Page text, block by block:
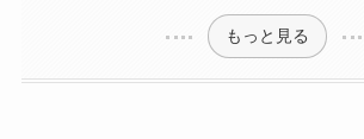
もっと見る